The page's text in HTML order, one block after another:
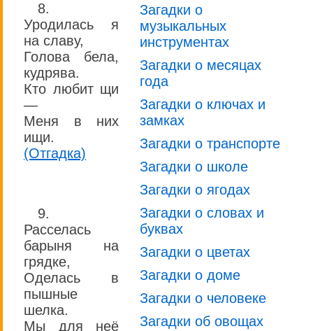
8.
Уродилась я
на славу,
Голова бела,
кудрява.
Кто любит щи
—
Меня в них
ищи.
(Отгадка)
9.
Расселась
барыня на
грядке,
Оделась в
пышные
шелка.
Мы для неё
Загадки о
музыкальных
инструментах
Загадки о месяцах
года
Загадки о ключах и
замках
Загадки о транспорте
Загадки о школе
Загадки о ягодах
Загадки о словах и
буквах
Загадки о цветах
Загадки о доме
Загадки о человеке
Загадки об овощах